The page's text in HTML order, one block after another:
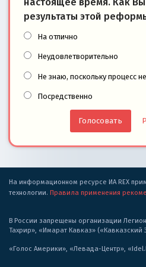
результаты этой
На отлично
Неудовлетворительно
Не знаю, поскольку процесс
Посредственно
На информационном ресурсе ИА REX
технологии. Правила применения
В России запрещены организации
Тахрир», «Имарат Кавказ»
«Голос Америки», «Левада-Центр»,